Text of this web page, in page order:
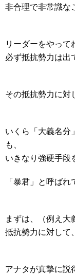
非合理で非常識な
リーダーをやって
必ず抵抗勢力は出
その抵抗勢力に対
いくら「大義名分
も、
いきなり強硬手段
「暴君」と呼ば
まずは、（例え大
抵抗勢力に対して
アナタが真摯に説